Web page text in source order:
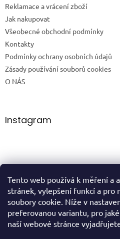
Tento web používá k měření a
stránek, vylepšení funkcí a pro
soubory cookie. Níže v
preferovanou variantu, pro
naší webové stránce
Reklamace a vrácení zboží
Jak nakupovat
Všeobecné obchodní podmínky
Kontakty
Podmínky ochrany osobních údajů
Zásady používání souborů cookies
O NÁS
Instagram
Sledovat na
domů